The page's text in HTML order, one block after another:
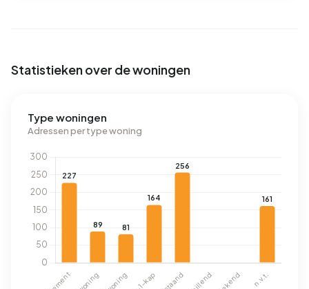
Statistieken over de woningen
Type woningen
Adressen per type woning